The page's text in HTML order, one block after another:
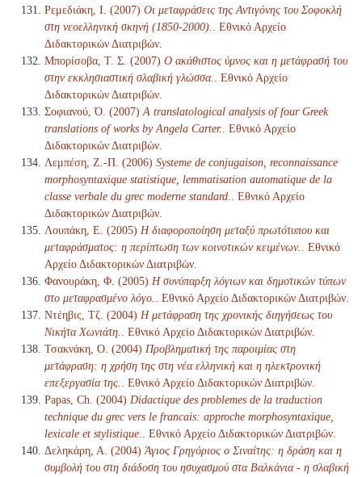
Ρεμεδιάκη, Ι. (2007) Οι μεταφράσεις της Αντιγόνης του Σοφοκλή
στη νεοελληνική σκηνή (1850-2000).
. Εθνικό Αρχείο
Διδακτορικών Διατριβών.
Μπορίσοβα, Τ. Σ. (2007) Ο ακάθιστος ύμνος και η μετάφρασή του
στην εκκλησιαστική σλαβική γλώσσα.
. Εθνικό Αρχείο
Διδακτορικών Διατριβών.
Σοφιανού, Ό. (2007) A translatological analysis of four Greek
translations of works by Angela Carter. . Εθνικό Αρχείο
Διδακτορικών Διατριβών.
Λεμπέση, Ζ.-Π. (2006) Systeme de conjugaison, reconnaissance
morphosyntaxique statistique, lemmatisation automatique de la
classe verbale du grec moderne standard.
. Εθνικό Αρχείο
Διδακτορικών Διατριβών.
Λουπάκη, Ε. (2005) Η διαφοροποίηση μεταξύ πρωτότυπου και
μεταφράσματος: η περίπτωση των κοινοτικών κειμένων.
. Εθνικό
Αρχείο Διδακτορικών Διατριβών.
Φανουράκη, Φ. (2005) Η συνύπαρξη λόγιων και δημοτικών τύπων
στο μεταφρασμένο λόγο.
. Εθνικό Αρχείο Διδακτορικών Διατριβών.
Ντέηβις, Τζ. (2004) Η μετάφραση της χρονικής διηγήσεως του
Νικήτα Χωνιάτη.
. Εθνικό Αρχείο Διδακτορικών Διατριβών.
Τσακνάκη, Ο. (2004) Προβληματική της παροιμίας στη
μετάφραση: η χρήση της στη νέα ελληνική και η ηλεκτρονική
επεξεργασία της.
. Εθνικό Αρχείο Διδακτορικών Διατριβών.
Papas, Ch. (2004) Didactique des problemes de la traduction
technique du grec vers le francais: approche morphosyntaxique,
lexicale et stylistique.
. Εθνικό Αρχείο Διδακτορικών Διατριβών.
Δεληκάρη, Α. (2004) Άγιος Γρηγόριος ο Σιναίτης: η δράση και η
συμβολή του στη διάδοση του ησυχασμού στα Βαλκάνια - η σλαβική